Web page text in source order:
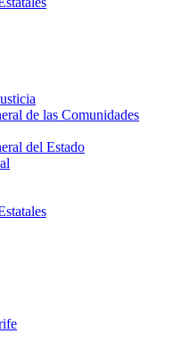
de las Comunidades
del Estado